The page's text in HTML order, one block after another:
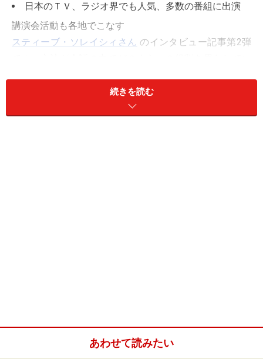
日本のＴＶ、ラジオ界でも人気、多数の番組に出演
講演会活動も各地でこなす
スティーブ・ソレイシィさん のインタビュー記事第2弾
セージもお預かりしてまいりました。最後のページにク
続きを読む
あわせて読みたい